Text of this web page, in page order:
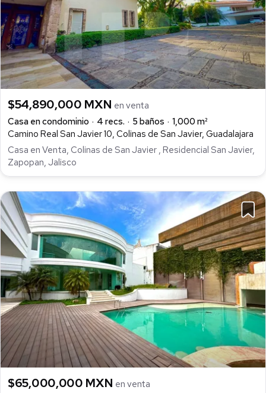
$54,890,000 MXN en venta
Casa en condominio
4 recs. 5 baños
1,000 m²
Camino Real San Javier 10, Colinas de San Javier, Guadalajara
Casa en Venta, Colinas de San Javier , Residencial San Javier,
Zapopan, Jalisco
$65,000,000 MXN en venta